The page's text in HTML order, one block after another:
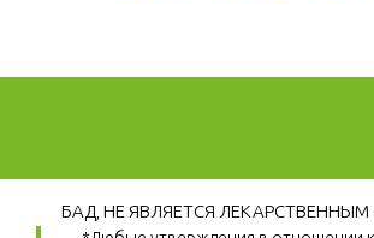
БАД, НЕ ЯВЛЯЕТСЯ